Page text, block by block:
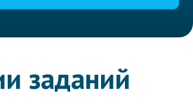
заданий